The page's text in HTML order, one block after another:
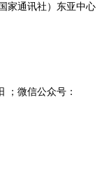
家通讯社）东亚中心
；微信公众号：